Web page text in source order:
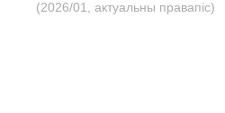
(2026/01, актуальны правапіс)